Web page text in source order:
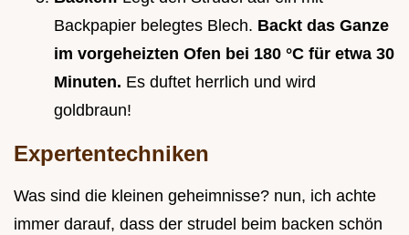
Backpapier belegtes Blech. Backt das Ganze
im vorgeheizten Ofen bei 180 °C für etwa 30
Minuten. Es duftet herrlich und wird
goldbraun!
Expertentechniken
Was sind die kleinen geheimnisse? nun, ich achte
immer darauf, dass der strudel beim backen schön